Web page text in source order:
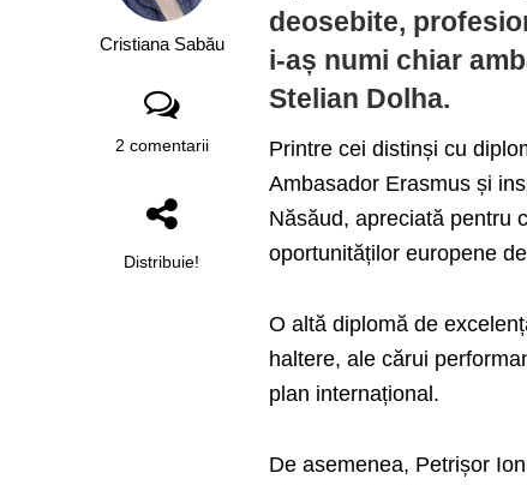
Cristiana Sabău
2 comentarii
Distribuie!
deosebite,
i-aș numi chiar
Stelian Dolha.
Printre cei distinși cu
Ambasador Erasmus și
Năsăud, apreciată pentru
oportunităților europene
O altă diplomă de
haltere, ale cărui
plan internațional.
De asemenea, Petrișor